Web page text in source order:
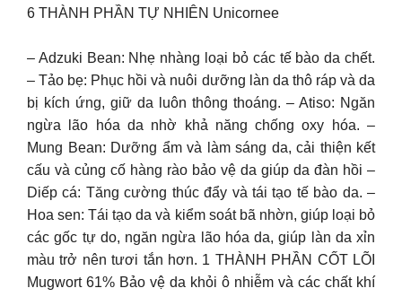
6 THÀNH PHẦN TỰ NHIÊN Unicornee
– Adzuki Bean: Nhẹ nhàng loại bỏ các tế bào da chết.
– Tảo bẹ: Phục hồi và nuôi dưỡng làn da thô ráp và da
bị kích ứng, giữ da luôn thông thoáng. – Atiso: Ngăn
ngừa lão hóa da nhờ khả năng chống oxy hóa. –
Mung Bean: Dưỡng ẩm và làm sáng da, cải thiện kết
cấu và củng cố hàng rào bảo vệ da giúp da đàn hồi –
Diếp cá: Tăng cường thúc đẩy và tái tạo tế bào da. –
Hoa sen: Tái tạo da và kiểm soát bã nhờn, giúp loại bỏ
các gốc tự do, ngăn ngừa lão hóa da, giúp làn da xỉn
màu trở nên tươi tắn hơn. 1 THÀNH PHẦN CỐT LÕI
Mugwort 61% Bảo vệ da khỏi ô nhiễm và các chất khí